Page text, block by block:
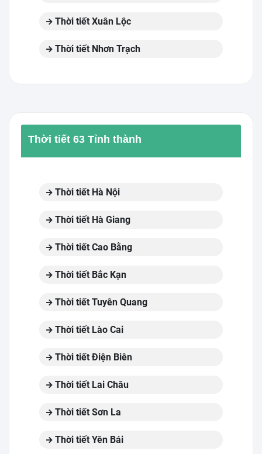
Thời tiết Xuân Lộc
Thời tiết Nhơn Trạch
Thời tiết 63 Tỉnh thành
Thời tiết Hà Nội
Thời tiết Hà Giang
Thời tiết Cao Bằng
Thời tiết Bắc Kạn
Thời tiết Tuyên Quang
Thời tiết Lào Cai
Thời tiết Điện Biên
Thời tiết Lai Châu
Thời tiết Sơn La
Thời tiết Yên Bái